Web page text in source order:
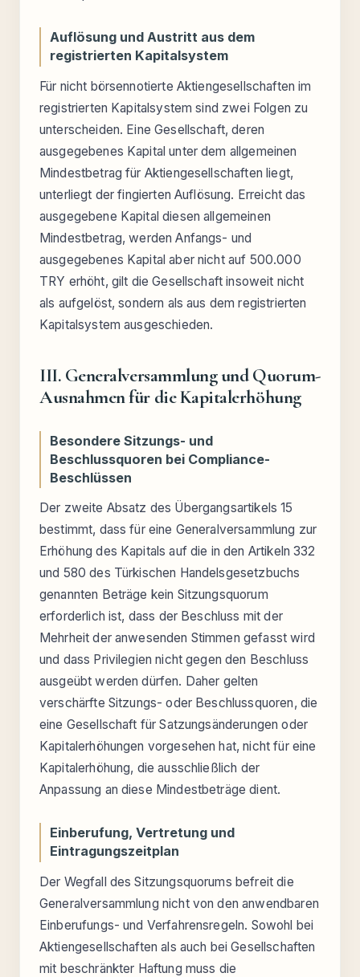
Auflösung und Austritt aus dem
registrierten Kapitalsystem
Für nicht börsennotierte Aktiengesellschaften im
registrierten Kapitalsystem sind zwei Folgen zu
unterscheiden. Eine Gesellschaft, deren
ausgegebenes Kapital unter dem allgemeinen
Mindestbetrag für Aktiengesellschaften liegt,
unterliegt der fingierten Auflösung. Erreicht das
ausgegebene Kapital diesen allgemeinen
Mindestbetrag, werden Anfangs- und
ausgegebenes Kapital aber nicht auf 500.000
TRY erhöht, gilt die Gesellschaft insoweit nicht
als aufgelöst, sondern als aus dem registrierten
Kapitalsystem ausgeschieden.
III. Generalversammlung und Quorum-
Ausnahmen für die Kapitalerhöhung
Besondere Sitzungs- und
Beschlussquoren bei Compliance-
Beschlüssen
Der zweite Absatz des Übergangsartikels 15
bestimmt, dass für eine Generalversammlung zur
Erhöhung des Kapitals auf die in den Artikeln 332
und 580 des Türkischen Handelsgesetzbuchs
genannten Beträge kein Sitzungsquorum
erforderlich ist, dass der Beschluss mit der
Mehrheit der anwesenden Stimmen gefasst wird
und dass Privilegien nicht gegen den Beschluss
ausgeübt werden dürfen. Daher gelten
verschärfte Sitzungs- oder Beschlussquoren, die
eine Gesellschaft für Satzungsänderungen oder
Kapitalerhöhungen vorgesehen hat, nicht für eine
Kapitalerhöhung, die ausschließlich der
Anpassung an diese Mindestbeträge dient.
Einberufung, Vertretung und
Eintragungszeitplan
Der Wegfall des Sitzungsquorums befreit die
Generalversammlung nicht von den anwendbaren
Einberufungs- und Verfahrensregeln. Sowohl bei
Aktiengesellschaften als auch bei Gesellschaften
mit beschränkter Haftung muss die